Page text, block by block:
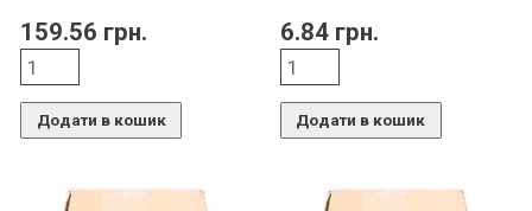
159.56 грн.
Додати в кошик
6.84 грн.
Додати в кошик